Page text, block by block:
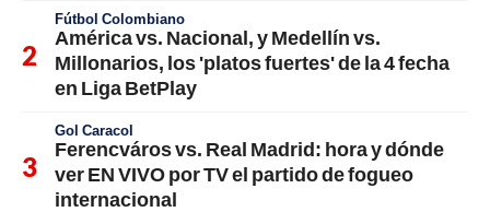
Fútbol Colombiano
América vs. Nacional, y Medellín vs.
Millonarios, los 'platos fuertes' de la 4 fecha
en Liga BetPlay
Gol Caracol
Ferencváros vs. Real Madrid: hora y dónde
ver EN VIVO por TV el partido de fogueo
internacional